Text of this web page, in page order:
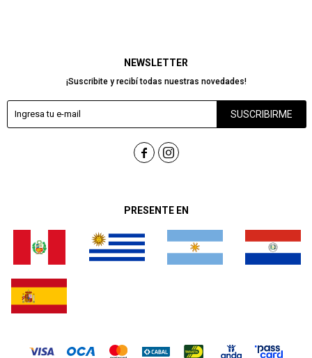
PRESENTE EN
NEWSLETTER
¡Suscribite y recibí todas nuestras novedades!
SUSCRIBIRME
 